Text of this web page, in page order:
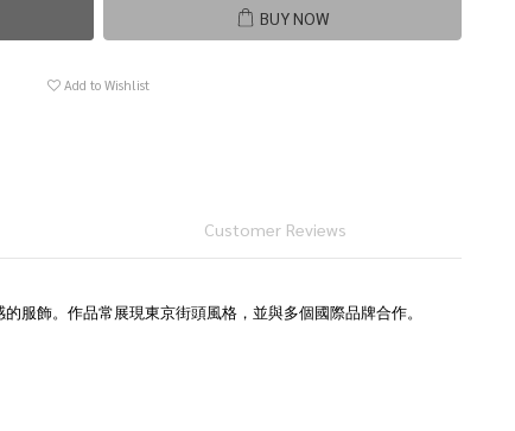
BUY NOW
Add to Wishlist
Customer Reviews
服飾。作品常展現東京街頭風格，並與多個國際品牌合作。